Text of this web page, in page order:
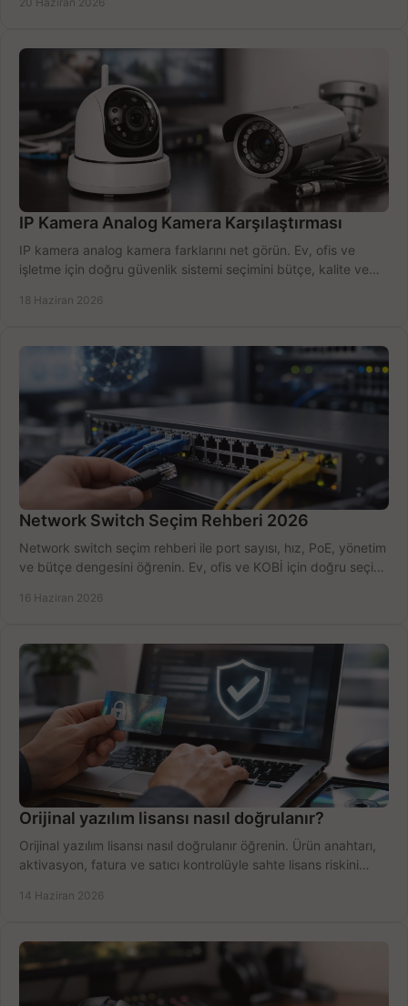
IP Kamera Analog Kamera Karşılaştırması
IP kamera analog kamera farklarını net görün. Ev, ofis ve
işletme için doğru güvenlik sistemi seçimini bütçe, kalite ve
18 Haziran 2026
Network Switch Seçim Rehberi 2026
Network switch seçim rehberi ile port sayısı, hız, PoE, yönetim
ve bütçe dengesini öğrenin. Ev, ofis ve KOBİ için doğru seçimi
16 Haziran 2026
Orijinal yazılım lisansı nasıl doğrulanır?
Orijinal yazılım lisansı nasıl doğrulanır öğrenin. Ürün anahtarı,
aktivasyon, fatura ve satıcı kontrolüyle sahte lisans riskini
14 Haziran 2026